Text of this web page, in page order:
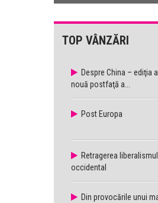
TOP VÂNZĂRI
Despre China – ediţia
nouă postfaţă a...
Post Europa
Retragerea
occidental
Din provocările unui